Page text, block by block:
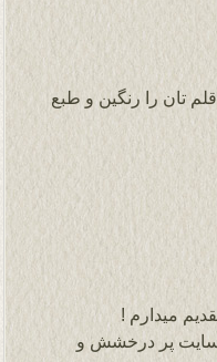
تان را رنگین و طبع
میدارم !
پر درخشش و